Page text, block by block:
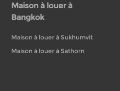
Maison à louer à
Bangkok
Maison à louer à Sukhumvit
Maison à louer à Sathorn